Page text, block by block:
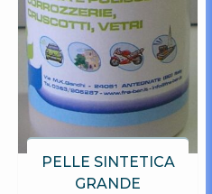
PELLE SINTETICA
GRANDE